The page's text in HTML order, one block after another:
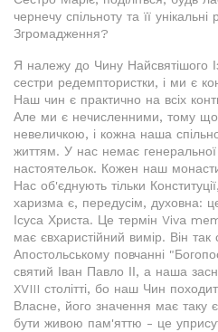
чернечу спільноту та її
Згромадження?
Я належу до Чину Найсвятішого
сестри редемптористки, і ми є
Наш чин є практично на всіх
Але ми є нечисленними, тому що
невеличкою, і кожна наша
життям. У нас немає генеральної
настоятельок. Кожен наш
Нас об'єднують тільки
харизма є, передусім, духовна:
Ісуса Христа. Це термін Viva
має євхаристійний вимір. Він так
Апостольському повчанні
святий Іван Павло ІІ, а наша
XVIII столітті, бо наш Чин
Власне, його значення має таку
бути живою пам'яттю - це